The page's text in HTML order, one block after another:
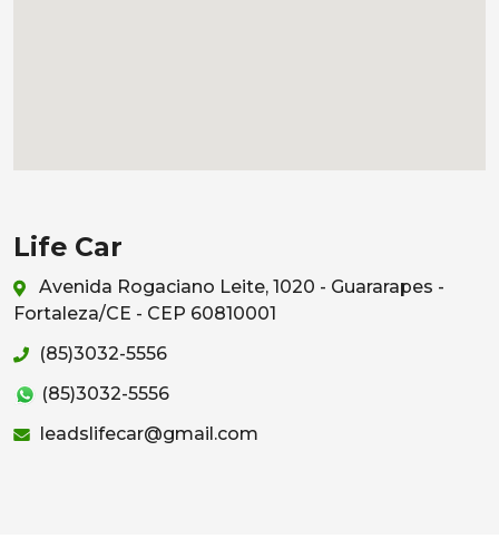
Life Car
Avenida Rogaciano Leite, 1020 - Guararapes -
Fortaleza/CE - CEP 60810001
(85)3032-5556
(85)3032-5556
leadslifecar@gmail.com